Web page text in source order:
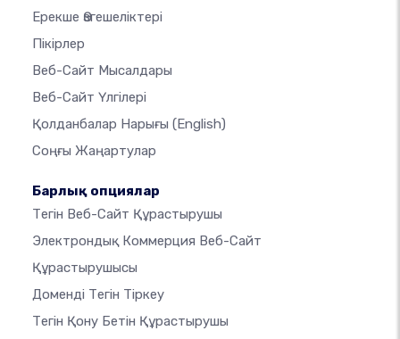
Ерекше Өзгешеліктері
Пікірлер
Веб-Сайт Мысалдары
Веб-Сайт Үлгілері
Қолданбалар Нарығы (English)
Соңғы Жаңартулар
Барлық опциялар
Тегін Веб-Сайт Құрастырушы
Электрондық Коммерция Веб-Сайт
Құрастырушысы
Доменді Тегін Тіркеу
Тегін Қону Бетін Құрастырушы